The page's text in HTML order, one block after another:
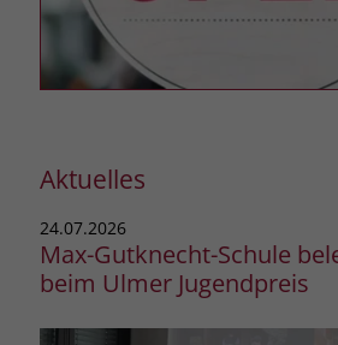
Aktuelles
24.07.2026
Max-Gutknecht-Schule
beim Ulmer Jugendpreis